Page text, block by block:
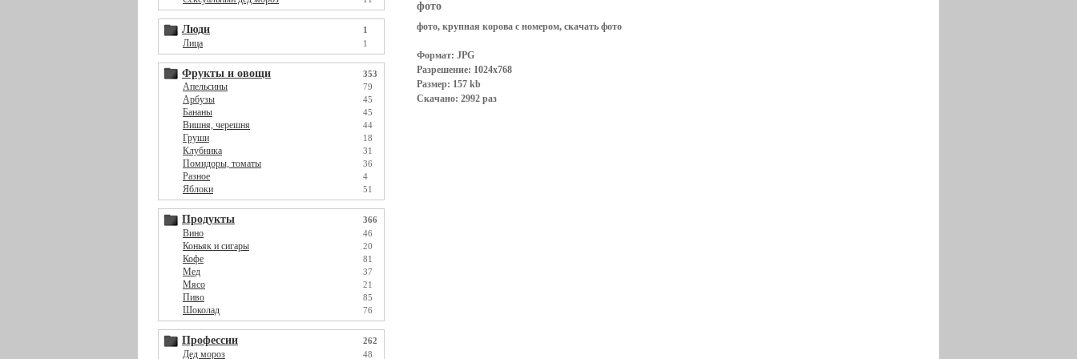
Люди 1
Лица 1
Фрукты и овощи 353
Апельсины 79
Арбузы 45
Бананы 45
Вишня, черешня 44
Груши 18
Клубника 31
Помидоры, томаты 36
Разное 4
Яблоки 51
Продукты 366
Вино 46
Коньяк и сигары 20
Кофе 81
Мед 37
Мясо 21
Пиво 85
Шоколад 76
Профессии 262
Дед мороз 48
фото
фото, крупная корова с номером, скачать фото
Формат: JPG
Разрешение: 1024x768
Размер: 157 kb
Скачано: 2992 раз